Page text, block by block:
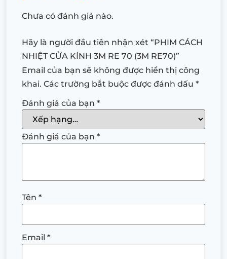
Chưa có đánh giá nào.
Hãy là người đầu tiên nhận xét “PHIM CÁCH
NHIỆT CỬA KÍNH 3M RE 70 (3M RE70)”
Email của bạn sẽ không được hiển thị công
khai. Các trường bắt buộc được đánh dấu *
Đánh giá của bạn *
Đánh giá của bạn *
Tên *
Email *